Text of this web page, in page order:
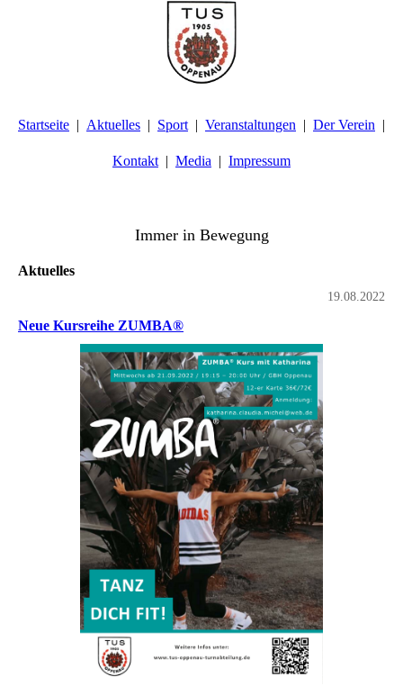
Startseite Aktuelles Sport Veranstaltungen Der Verein
Kontakt Media Impressum
Immer in Bewegung
Aktuelles
19.08.2022
Neue Kursreihe ZUMBA®